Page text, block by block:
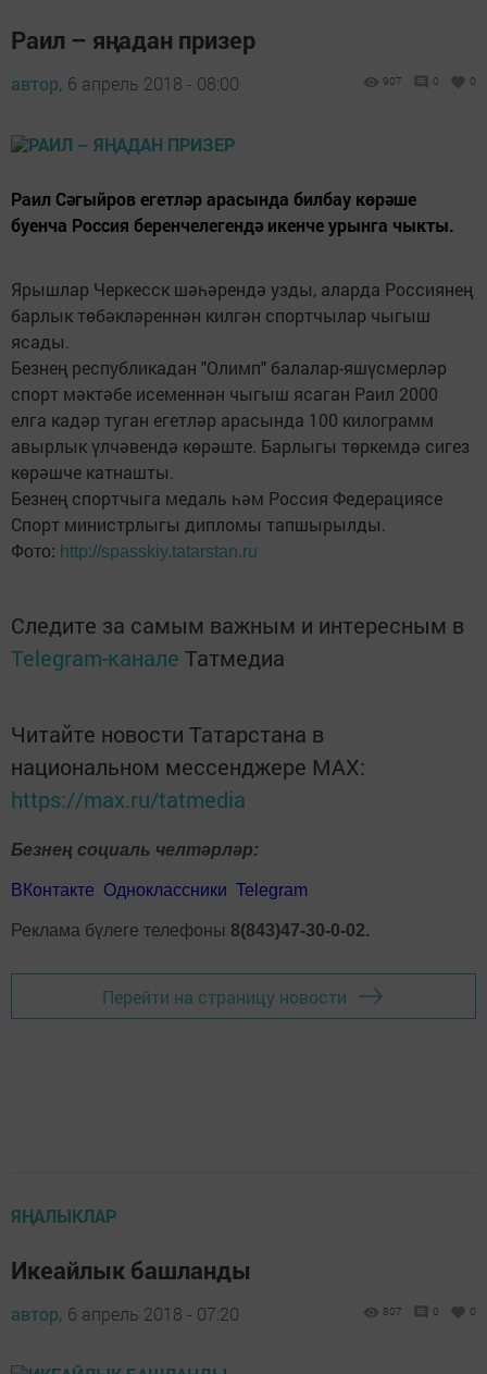
Раил – яңадан призер
автор, 6 апрель 2018 - 08:00 907 0 0
Раил Сәгыйров егетләр арасында билбау көрәше
буенча Россия беренчелегендә икенче урынга чыкты.
Ярышлар Черкесск шәһәрендә узды, аларда Россиянең
барлык төбәкләреннән килгән спортчылар чыгыш
ясады.
Безнең республикадан "Олимп" балалар-яшүсмерләр
спорт мәктәбе исеменнән чыгыш ясаган Раил 2000
елга кадәр туган егетләр арасында 100 килограмм
авырлык үлчәвендә көрәште. Барлыгы төркемдә сигез
көрәшче катнашты.
Безнең спортчыга медаль һәм Россия Федерациясе
Спорт министрлыгы дипломы тапшырылды.
Фото: http://spasskiy.tatarstan.ru
Следите за самым важным и интересным в
Telegram-канале Татмедиа
Читайте новости Татарстана в
национальном мессенджере MАХ:
https://max.ru/tatmedia
Безнең социаль челтәрләр:
ВКонтакте Одноклассники Telegram
Реклама бүлеге телефоны 8(843)47-30-0-02.
Перейти на страницу новости
ЯҢАЛЫКЛАР
Икеайлык башланды
автор, 6 апрель 2018 - 07:20 807 0 0